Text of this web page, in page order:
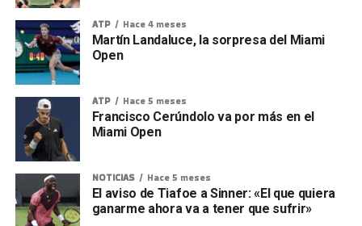
ATP Hace 4 meses
Martín Landaluce, la sorpresa del Miami
Open
ATP Hace 5 meses
Francisco Cerúndolo va por más en el
Miami Open
NOTICIAS Hace 5 meses
El aviso de Tiafoe a Sinner: «El que quiera
ganarme ahora va a tener que sufrir»